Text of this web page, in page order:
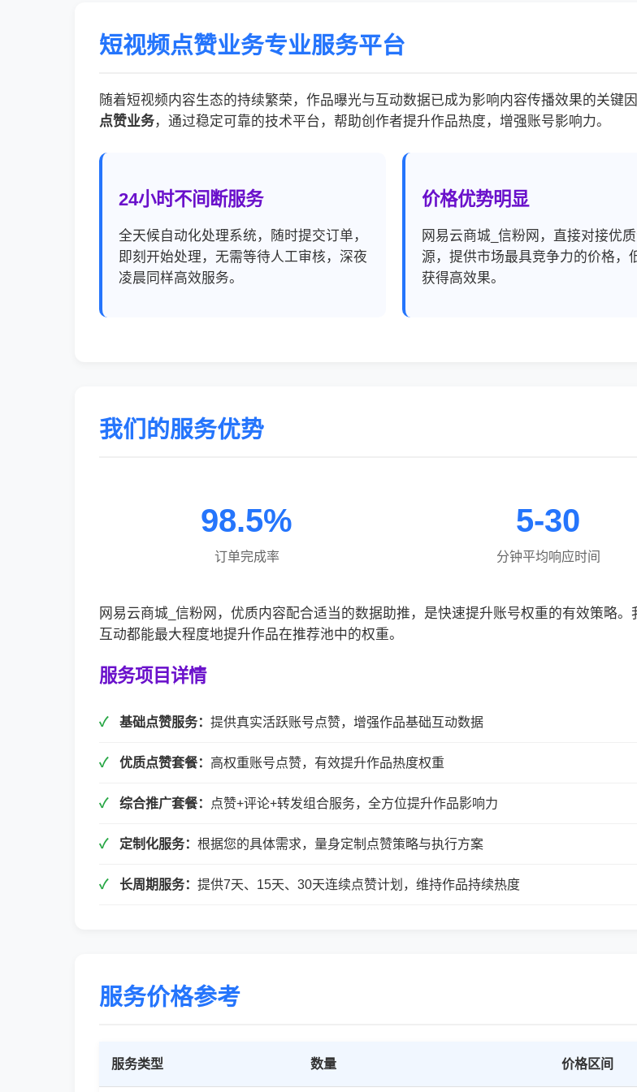
短视频点赞业务专业服务平台
随着短视频内容生态的持续繁荣，作品曝光与互动数据已成为影响内容传播效果的关键
点赞业务，通过稳定可靠的技术平台，帮助创作者提升作品热度，增强账号影响力。
24小时不间断服务
全天候自动化处理系统，随时提交订单，
即刻开始处理，无需等待人工审核，深夜
凌晨同样高效服务。
价格优势明显
网易云商城_信粉网，直接对接优
源，提供市场最具竞争力的价格，
获得高效果。
我们的服务优势
98.5%
订单完成率
5-30
分钟平均响应时间
网易云商城_信粉网，优质内容配合适当的数据助推，是快速提升账号权重的有效策略
互动都能最大程度地提升作品在推荐池中的权重。
服务项目详情
基础点赞服务： 提供真实活跃账号点赞，增强作品基础互动数据
优质点赞套餐： 高权重账号点赞，有效提升作品热度权重
综合推广套餐： 点赞+评论+转发组合服务，全方位提升作品影响力
定制化服务： 根据您的具体需求，量身定制点赞策略与执行方案
长周期服务： 提供7天、15天、30天连续点赞计划，维持作品持续热度
服务价格参考
服务类型 数量 价格区间